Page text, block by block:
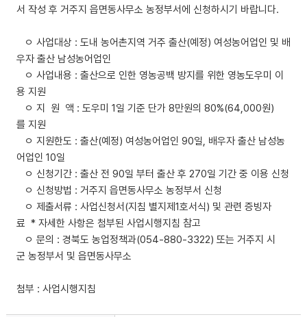
서 작성 후 거주지 읍면동사무소 농정부서에 신청하시기 바랍니다.
ㅇ 사업대상 : 도내 농어촌지역 거주 출산(예정) 여성농어업인 및 배
우자 출산 남성농어업인
ㅇ 사업내용 : 출산으로 인한 영농공백 방지를 위한 영농도우미 이
용 지원
ㅇ 지 원 액 : 도우미 1일 기준 단가 8만원의 80%(64,000원)
를 지원
ㅇ 지원한도 : 출산(예정) 여성농어업인 90일, 배우자 출산 남성농
어업인 10일
ㅇ 신청기간 : 출산 전 90일 부터 출산 후 270일 기간 중 이용 신청
ㅇ 신청방법 : 거주지 읍면동사무소 농정부서 신청
ㅇ 제출서류 : 사업신청서(지침 별지제1호서식) 및 관련 증빙자
료 * 자세한 사항은 첨부된 사업시행지침 참고
ㅇ 문의 : 경북도 농업정책과(054-880-3322) 또는 거주지 시
군 농정부서 및 읍면동사무소
첨부 : 사업시행지침